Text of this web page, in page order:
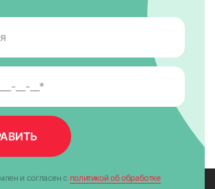
в правильности самостоятельного
воспользуйтесь услугами
не только проведет точные расчеты
специального оборудования, но и
доступные для покупки образцы
оформление окна начинается с
и согласен с политикой об обработке